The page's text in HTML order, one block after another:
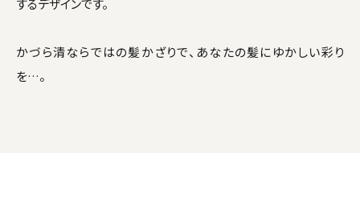
かづら清ならではの髪かざりで、あなたの髪にゆかしい彩り
を…。